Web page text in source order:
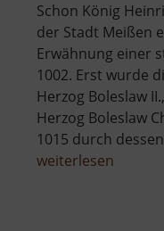
Schon König
der Stadt Meißen
Erwähnung einer
1002. Erst wurde
Herzog Boleslaw
Herzog Boleslaw
1015 durch
weiterlesen